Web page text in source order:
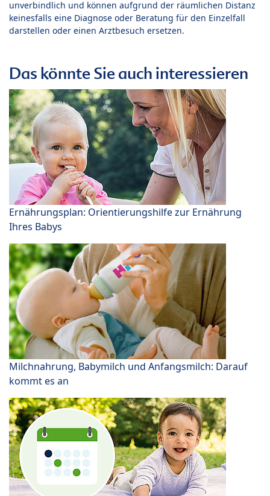
unverbindlich und können aufgrund der räumlichen Distanz
keinesfalls eine Diagnose oder Beratung für den Einzelfall
darstellen oder einen Arztbesuch ersetzen.
Das könnte Sie auch interessieren
Ernährungsplan: Orientierungshilfe zur Ernährung
Ihres Babys
Milchnahrung, Babymilch und Anfangsmilch: Darauf
kommt es an